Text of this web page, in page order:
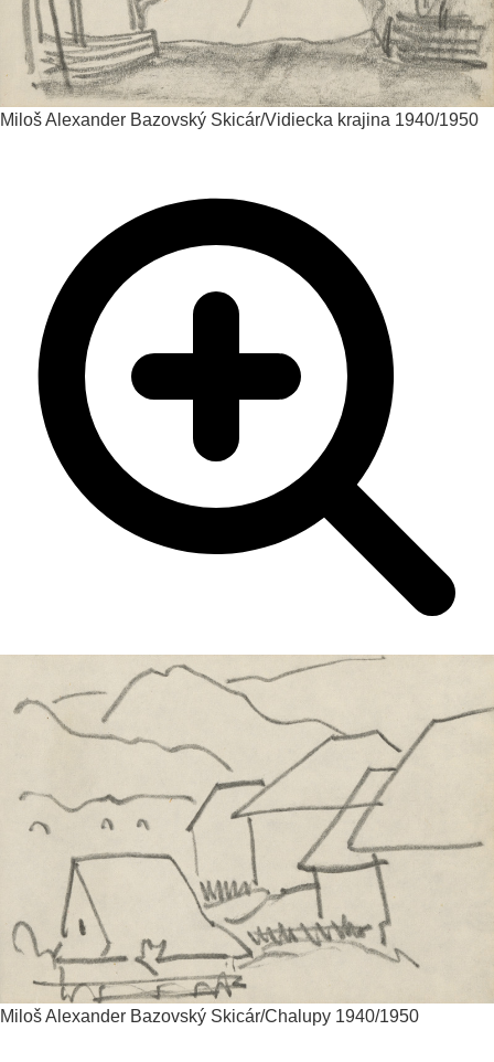
Miloš Alexander Bazovský Skicár/Vidiecka krajina 1940/1950
Miloš Alexander Bazovský Skicár/Chalupy 1940/1950